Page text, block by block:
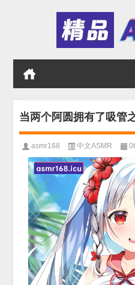
当两个阿圆拥有了吸管
asmr168 中文ASMR